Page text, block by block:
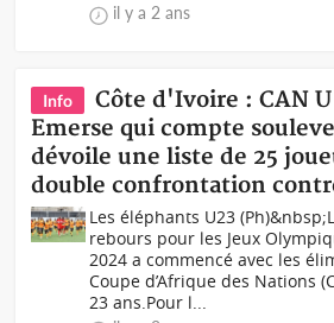
il y a 2 ans
Info
Côte d'Ivoire : CAN U
Emerse qui compte
dévoile une liste de 25
double confrontation
Les éléphants U23
rebours pour les Jeux
2024 a commencé avec les
Coupe d’Afrique des Nations
23 ans.Pour l...